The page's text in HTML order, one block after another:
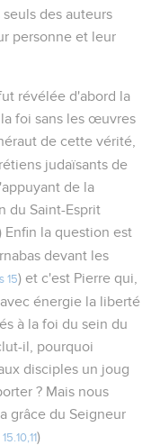
des auteurs
personne et leur
révélée d'abord la
foi sans les œuvres
de cette vérité,
judaïsants de
de la
du Saint-Esprit
Enfin la question est
devant les
15) et c'est Pierre qui,
énergie la liberté
à la foi du sein du
il, pourquoi
disciples un joug
? Mais nous
grâce du Seigneur
)